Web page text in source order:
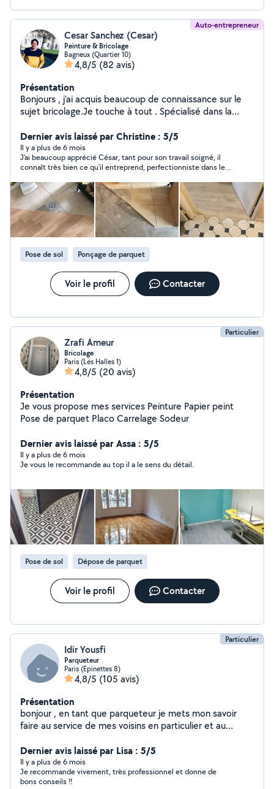
Auto-entrepreneur
Cesar Sanchez (Cesar)
Peinture & Bricolage
Bagneux (Quartier 10)
4,8/5 (82 avis)
Présentation
Bonjours , j'ai acquis beaucoup de connaissance sur le
sujet bricolage.Je touche à tout . Spécialisé dans la
les outils à porter de main. Je suis consciencieux, propre
et rapide. Je me déplace à mes frais pour vous faire un
devis juste. À votre disposition. Je parle espagnol et
anglais
Dernier avis laissé par Christine : 5/5
Il y a plus de 6 mois
J'ai beaucoup apprécié César, tant pour son travail soigné, il
connaît très bien ce qu'il entreprend, perfectionniste dans le
horaires, courageux Je le recommande et je continuerais à faire
appel à lui pour d'autres travaux avec toute ma confiance Je le
recommande sans hésitation Christine
Pose de sol Ponçage de parquet
Voir le profil Contacter
Particulier
Zrafi Ameur
Bricolage
Paris (Les Halles 1)
4,8/5 (20 avis)
Présentation
Je vous propose mes services Peinture Papier peint
Pose de parquet Placo Carrelage Sodeur
Dernier avis laissé par Assa : 5/5
Il y a plus de 6 mois
Je vous le recommande au top il a le sens du détail.
Pose de sol Dépose de parquet
Voir le profil Contacter
Particulier
Idir Yousfi
Parqueteur
Paris (Epinettes 8)
4,8/5 (105 avis)
Présentation
bonjour , en tant que parqueteur je mets mon savoir
faire au service de mes voisins en particulier et au
Dernier avis laissé par Lisa : 5/5
Il y a plus de 6 mois
Je recommande vivement, très professionnel et donne de
bons conseils !!